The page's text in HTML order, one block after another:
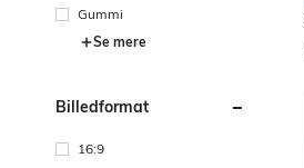
Gummi
Se mere
Billedformat
16:9